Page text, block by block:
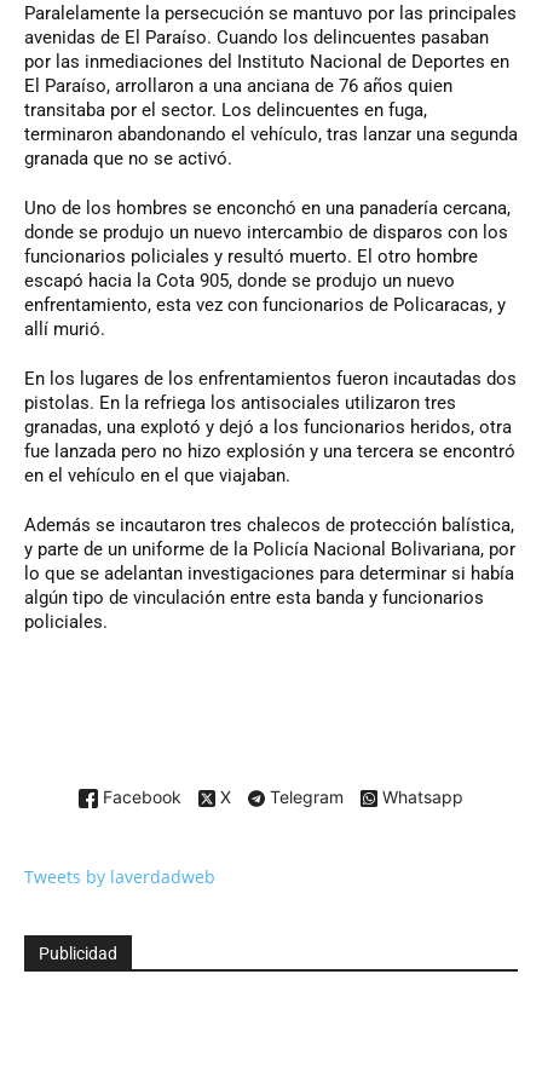
Paralelamente la persecución se mantuvo por las principales
avenidas de El Paraíso. Cuando los delincuentes pasaban
por las inmediaciones del Instituto Nacional de Deportes en
El Paraíso, arrollaron a una anciana de 76 años quien
transitaba por el sector. Los delincuentes en fuga,
terminaron abandonando el vehículo, tras lanzar una segunda
granada que no se activó.
Uno de los hombres se enconchó en una panadería cercana,
donde se produjo un nuevo intercambio de disparos con los
funcionarios policiales y resultó muerto. El otro hombre
escapó hacia la Cota 905, donde se produjo un nuevo
enfrentamiento, esta vez con funcionarios de Policaracas, y
allí murió.
En los lugares de los enfrentamientos fueron incautadas dos
pistolas. En la refriega los antisociales utilizaron tres
granadas, una explotó y dejó a los funcionarios heridos, otra
fue lanzada pero no hizo explosión y una tercera se encontró
en el vehículo en el que viajaban.
Además se incautaron tres chalecos de protección balística,
y parte de un uniforme de la Policía Nacional Bolivariana, por
lo que se adelantan investigaciones para determinar si había
algún tipo de vinculación entre esta banda y funcionarios
policiales.
Facebook X Telegram Whatsapp
Tweets by laverdadweb
Publicidad